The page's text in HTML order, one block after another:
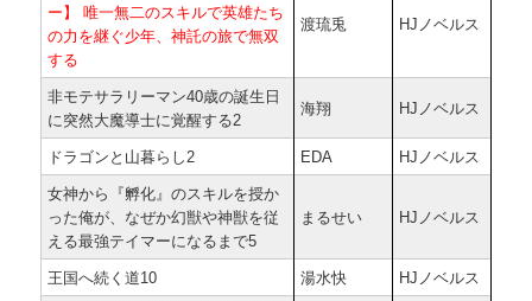
ー】 唯一無二のスキルで英雄たち
の力を継ぐ少年、神託の旅で無双
する
渡琉兎 HJノベルス
非モテサラリーマン40歳の誕生日
に突然大魔導士に覚醒する2
海翔 HJノベルス
ドラゴンと山暮らし2 EDA HJノベルス
女神から『孵化』のスキルを授か
った俺が、なぜか幻獣や神獣を従
える最強テイマーになるまで5
まるせい HJノベルス
王国へ続く道10 湯水快 HJノベルス